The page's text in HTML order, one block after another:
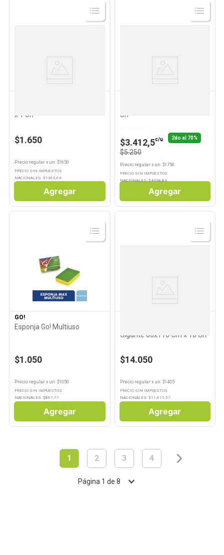
Ver
Producto
x 1 Un
$1.650
Precio regular x un: $1650
PRECIO SIN IMPUESTOS
NACIONALES: $ 1363,64
Agregar
Ver
Producto
Un
$3.412,5c/u 2do al 70%
$5.250
Precio regularx un: $1750
PRECIO SIN IMPUESTOS
NACIONALES: $4338,84
Agregar
Ver
Producto
GO!
Esponja Go! Multiuso
$1.050
Precio regular x un: $1050
PRECIO SIN IMPUESTOS
NACIONALES: $867,77
Agregar
Ver
Producto
Gigante 80x110 Cm x 10 Un
$14.050
Precio regularx un: $1405
PRECIO SIN IMPUESTOS
NACIONALES: $ 11.611,57
Agregar
1 2 3 4
Página 1 de 8